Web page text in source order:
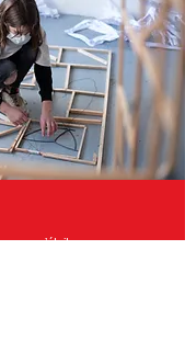
c’était un peu